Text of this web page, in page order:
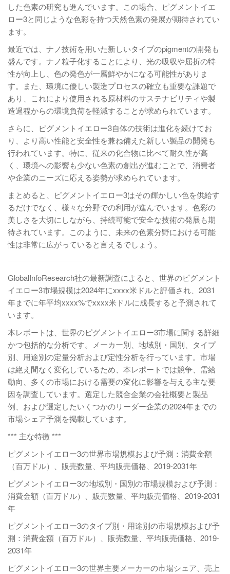
した色素の研究も進んでいます。この場合、ピグメントイエ
ロー3と同じような色彩を持つ天然色素の発展が期待されてい
ます。
最近では、ナノ技術を用いた新しいタイプのpigmentの開発も
盛んです。ナノ粒子化することにより、光の吸収や屈折の特
性が向上し、色の発色が一層鮮やかになる可能性がありま
す。また、環境に優しい製造プロセスの確立も重要な課題で
あり、これにより使用される原材料のサステナビリティや製
造過程からの環境負荷を軽減することが求められています。
さらに、ピグメントイエロー3自体の技術は進化を続けてお
り、より高い性能と安全性を兼ね備えた新しい製品の開発も
行われています。特に、従来の化合物に比べて耐久性が高
く、環境への影響も少ない色素の創出が進むことで、消費者
や企業のニーズに応える姿勢が求められています。
まとめると、ピグメントイエロー3はその輝かしい色を供給す
るだけでなく、様々な分野での利用が進んでいます。色彩の
美しさを大切にしながら、持続可能で安全な技術の発展も期
待されています。このように、未来の色素分野における可能
性は非常に広がっていると言えるでしょう。
GlobalInfoResearch社の最新調査によると、世界のピグメント
イエロー3市場規模は2024年にxxxx米ドルと評価され、2031
年までに年平均xxxx%でxxxx米ドルに成長すると予測されて
います。
本レポートは、世界のピグメントイエロー3市場に関する詳細
かつ包括的な分析です。メーカー別、地域別・国別、タイプ
別、用途別の定量分析および定性分析を行っています。市場
は絶え間なく変化しているため、本レポートでは競争、需給
動向、多くの市場における需要の変化に影響を与える主な要
因を調査しています。選定した競合企業の会社概要と製品
例、および選定したいくつかのリーダー企業の2024年までの
市場シェア予測を掲載しています。
*** 主な特徴 ***
ピグメントイエロー3の世界市場規模および予測：消費金額
（百万ドル）、販売数量、平均販売価格、2019-2031年
ピグメントイエロー3の地域別・国別の市場規模および予測：
消費金額（百万ドル）、販売数量、平均販売価格、2019-2031
年
ピグメントイエロー3のタイプ別・用途別の市場規模および予
測：消費金額（百万ドル）、販売数量、平均販売価格、2019-
2031年
ピグメントイエロー3の世界主要メーカーの市場シェア、売上